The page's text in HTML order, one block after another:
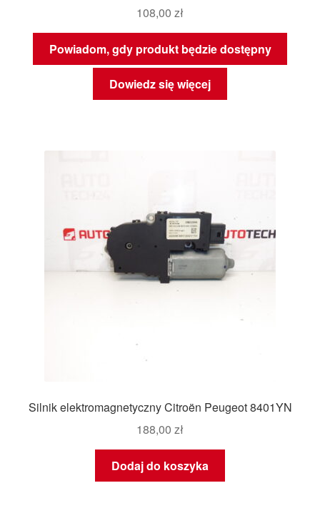
108,00 zł
Powiadom, gdy produkt będzie dostępny
Dowiedz się więcej
Silnik elektromagnetyczny Citroën Peugeot 8401YN
188,00 zł
Dodaj do koszyka